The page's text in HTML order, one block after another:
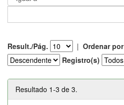
Result./Pág. | Ordenar por
Registro(s)
Resultado 1-3 de 3.